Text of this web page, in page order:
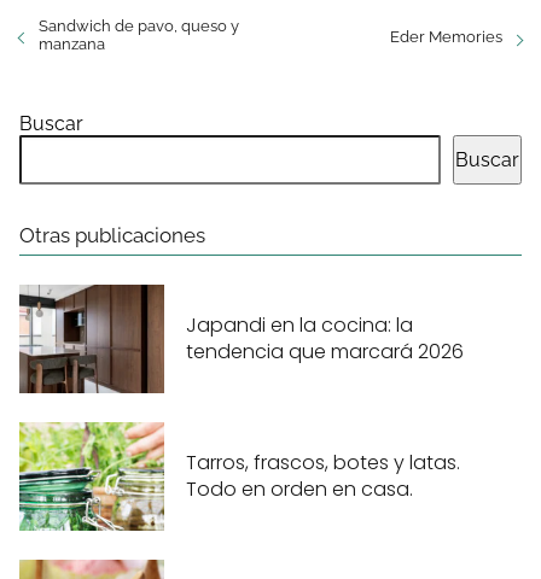
Sandwich de pavo, queso y
manzana
Eder Memories
Buscar
Buscar
Otras publicaciones
Japandi en la cocina: la
tendencia que marcará 2026
Tarros, frascos, botes y latas.
Todo en orden en casa.